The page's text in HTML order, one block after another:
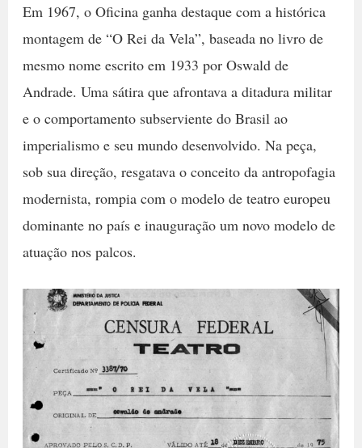
Em 1967, o Oficina ganha destaque com a histórica
montagem de “O Rei da Vela”, baseada no livro de
mesmo nome escrito em 1933 por Oswald de
Andrade. Uma sátira que afrontava a ditadura militar
e o comportamento subserviente do Brasil ao
imperialismo e seu mundo desenvolvido. Na peça,
sob sua direção, resgatava o conceito da antropofagia
modernista, rompia com o modelo de teatro europeu
dominante no país e inauguração um novo modelo de
atuação nos palcos.